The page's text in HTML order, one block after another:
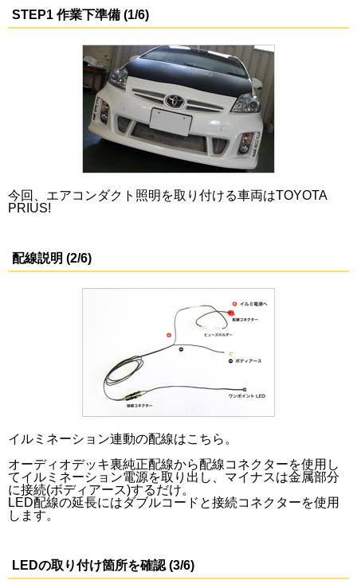
STEP1 作業下準備 (1/6)
今回、エアコンダクト照明を取り付ける車両はTOYOTA
PRIUS!
配線説明 (2/6)
イルミネーション連動の配線はこちら。
オーディオデッキ裏純正配線から配線コネクターを使用し
てイルミネーション電源を取り出し、マイナスは金属部分
に接続(ボディアース)するだけ。
LED配線の延長にはダブルコードと接続コネクターを使用
します。
LEDの取り付け箇所を確認 (3/6)